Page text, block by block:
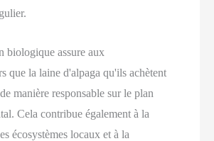
biologique assure aux
que la laine d'alpaga qu'ils achètent
manière responsable sur le plan
Cela contribue également à la
écosystèmes locaux et à la